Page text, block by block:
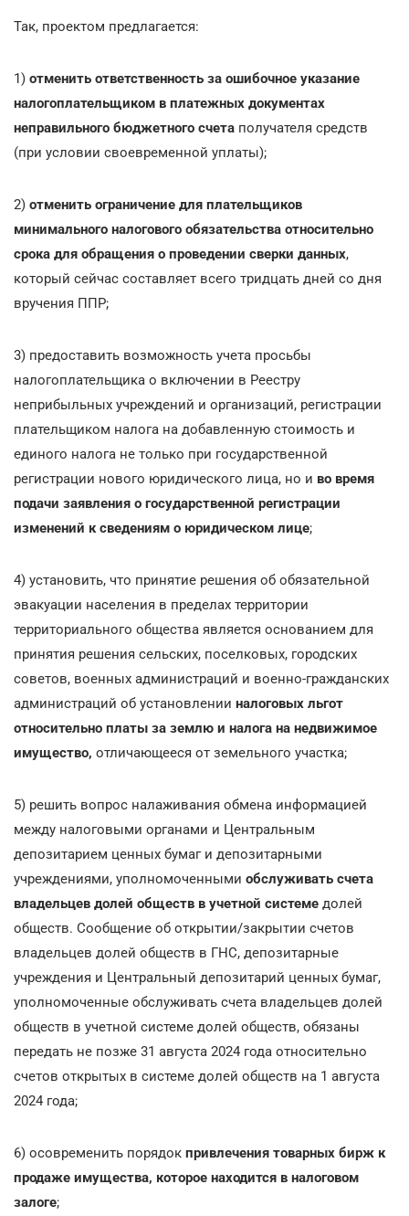
Так, проектом предлагается:
1) отменить ответственность за ошибочное указание
налогоплательщиком в платежных документах
неправильного бюджетного счета получателя средств
(при условии своевременной уплаты);
2) отменить ограничение для плательщиков
минимального налогового обязательства относительно
срока для обращения о проведении сверки данных,
который сейчас составляет всего тридцать дней со дня
вручения ППР;
3) предоставить возможность учета просьбы
налогоплательщика о включении в Реестру
неприбыльных учреждений и организаций, регистрации
плательщиком налога на добавленную стоимость и
единого налога не только при государственной
регистрации нового юридического лица, но и во время
подачи заявления о государственной регистрации
изменений к сведениям о юридическом лице;
4) установить, что принятие решения об обязательной
эвакуации населения в пределах территории
территориального общества является основанием для
принятия решения сельских, поселковых, городских
советов, военных администраций и военно-гражданских
администраций об установлении налоговых льгот
относительно платы за землю и налога на недвижимое
имущество, отличающееся от земельного участка;
5) решить вопрос налаживания обмена информацией
между налоговыми органами и Центральным
депозитарием ценных бумаг и депозитарными
учреждениями, уполномоченными обслуживать счета
владельцев долей обществ в учетной системе долей
обществ. Сообщение об открытии/закрытии счетов
владельцев долей обществ в ГНС, депозитарные
учреждения и Центральный депозитарий ценных бумаг,
уполномоченные обслуживать счета владельцев долей
обществ в учетной системе долей обществ, обязаны
передать не позже 31 августа 2024 года относительно
счетов открытых в системе долей обществ на 1 августа
2024 года;
6) осовременить порядок привлечения товарных бирж к
продаже имущества, которое находится в налоговом
залоге;